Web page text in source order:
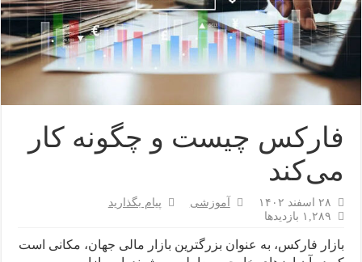
فارکس چیست و چگونه کار
می‌کند
۲۸ اسفند ۱۴۰۲ آموزشی
پیام بگذارید
۱,۲۸۹ بازدیدها
بازار فارکس، به عنوان بزرگترین بازار مالی جهان، مکانی است